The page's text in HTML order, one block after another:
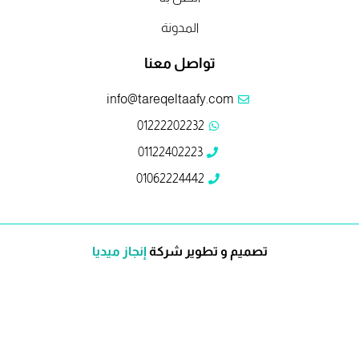
المدونة
تواصل معنا
info@tareqeltaafy.com
01222202232
01122402223
01062224442
تصميم و تطوير شركةإنجاز ميديا